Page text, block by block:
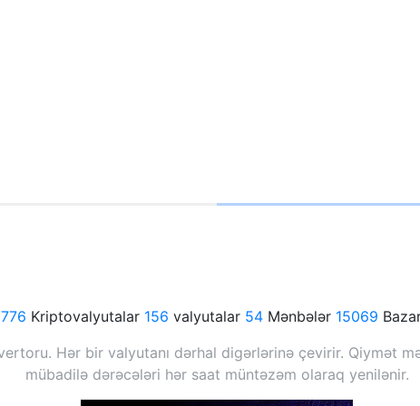
Kriptovalyutalar 156 valyutalar 54 Mənbələr 15069
Hər bir valyutanı dərhal digərlərinə çevirir. Qiymət
mübadilə dərəcələri hər saat müntəzəm olaraq yenilənir.